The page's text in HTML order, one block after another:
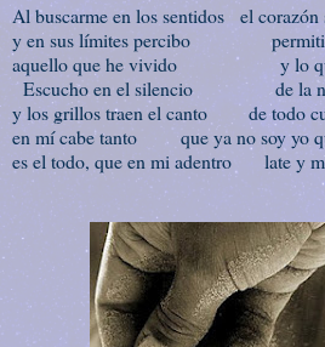
Al buscarme en los sentidos el corazón
y en sus límites percibo
aquello que he vivido y lo que
Escucho en el silencio de la
y los grillos traen el canto de todo
en mí cabe tanto que ya no soy yo
es el todo, que en mi adentro late y